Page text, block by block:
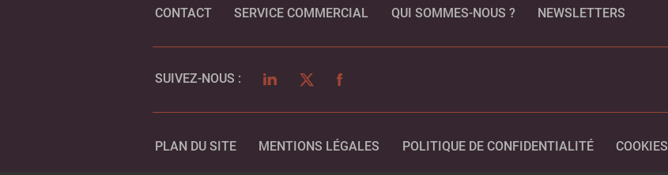
CONTACT SERVICE COMMERCIAL QUI SOMMES-NOUS ? NEWSLETTERS
SUIVEZ-NOUS : LINKEDINTWITTERFACEBOOK
PLAN DU SITE MENTIONS LÉGALES POLITIQUE DE CONFIDENTIALITÉ COOKIES